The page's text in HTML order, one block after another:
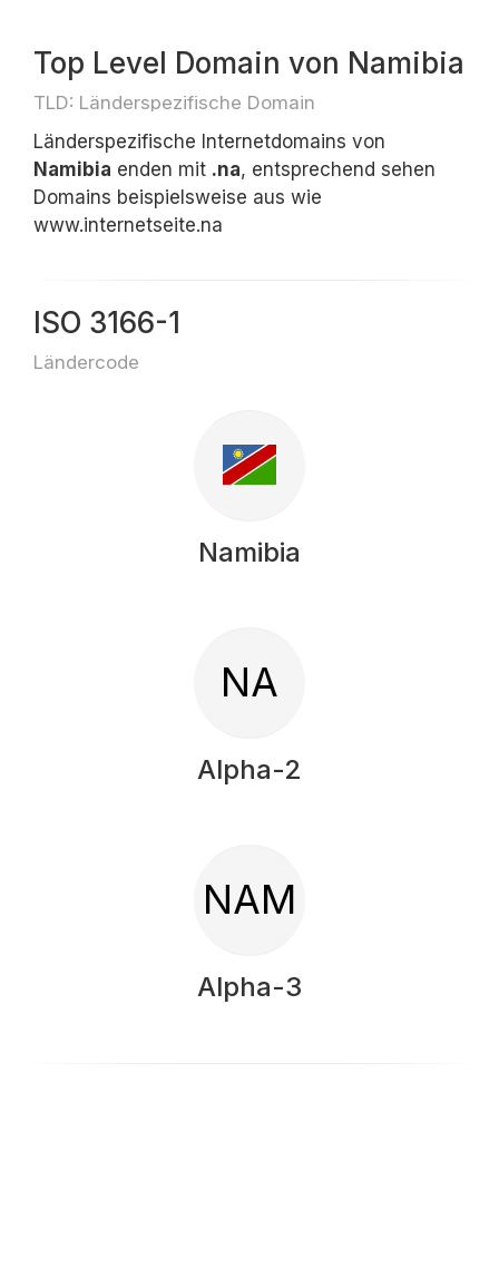
Top Level Domain von Namibia
TLD: Länderspezifische Domain
Länderspezifische Internetdomains von
Namibia enden mit .na, entsprechend sehen
Domains beispielsweise aus wie
www.internetseite.na
ISO 3166-1
Ländercode
Namibia
NA
Alpha-2
NAM
Alpha-3